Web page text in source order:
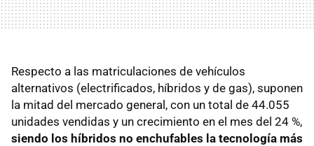
Respecto a las matriculaciones de vehículos
alternativos (electrificados, híbridos y de gas), suponen
la mitad del mercado general, con un total de 44.055
unidades vendidas y un crecimiento en el mes del 24 %,
siendo los híbridos no enchufables la tecnología más